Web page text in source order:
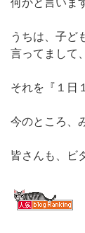
何かと言いま
うちは、子ど
言ってまして、
それを『１日
今のところ、
皆さんも、ビ